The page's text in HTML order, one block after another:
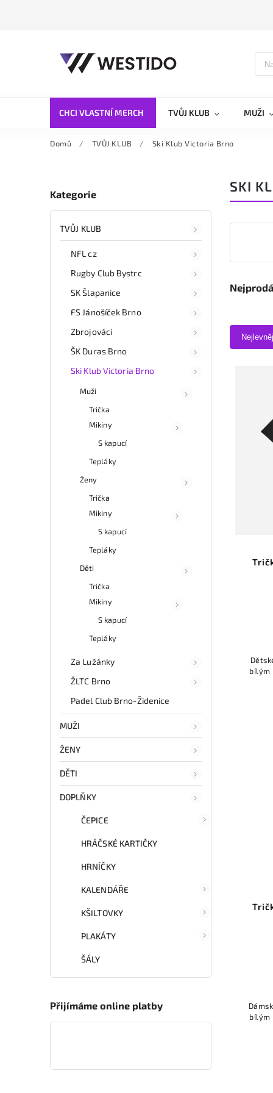
CHCI VLASTNÍ MERCH TVŮJ KLUB MUŽI
Domů / TVŮJ KLUB / Ski Klub Victoria Brno
Kategorie
TVŮJ KLUB
NFL cz
Rugby Club Bystrc
SK Šlapanice
FS Jánošíček Brno
Zbrojováci
ŠK Duras Brno
Ski Klub Victoria Brno
Muži
Trička
Mikiny
S kapucí
Tepláky
Ženy
Trička
Mikiny
S kapucí
Tepláky
Děti
Trička
Mikiny
S kapucí
Tepláky
Za Lužánky
ŽLTC Brno
Padel Club Brno-Židenice
MUŽI
ŽENY
DĚTI
DOPLŇKY
ČEPICE
HRÁČSKÉ KARTIČKY
HRNÍČKY
KALENDÁŘE
KŠILTOVKY
PLAKÁTY
ŠÁLY
Přijímáme online platby
SKI
bílým
bílým